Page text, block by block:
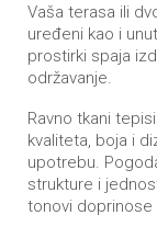
Vaša terasa ili
uređeni kao i
prostirki spaja
održavanje.
Ravno tkani
kvaliteta, boja i
upotrebu.
strukture i
tonovi doprinose